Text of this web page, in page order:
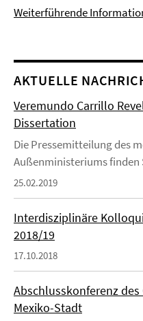
Weiterführende
AKTUELLE
Veremundo Carrillo
Dissertation
Die Pressemitteilung des
Außenministeriums finden
25.02.2019
Interdisziplinäre
2018/19
17.10.2018
Abschlusskonferenz
Mexiko-Stadt